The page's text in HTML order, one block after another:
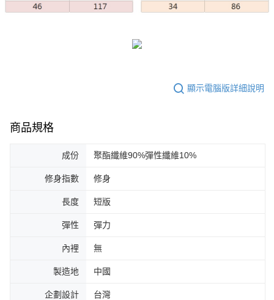
顯示電腦版詳細說明
商品規格
成份 聚酯纖維90%彈性纖維10%
修身指數 修身
長度 短版
彈性 彈力
內裡 無
製造地 中國
企劃設計 台灣